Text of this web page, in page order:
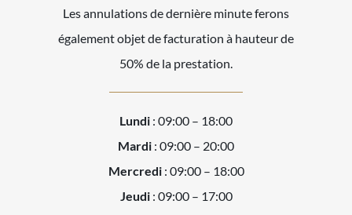
Les annulations de dernière minute ferons
également objet de facturation à hauteur de
50% de la prestation.
Lundi : 09:00 – 18:00
Mardi : 09:00 – 20:00
Mercredi: 09:00 – 18:00
Jeudi: 09:00 – 17:00